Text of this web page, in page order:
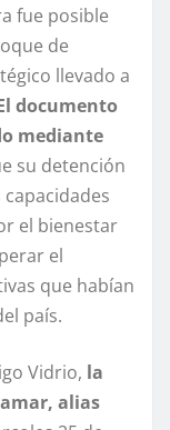
fue posible
de
llevado a
documento
mediante
su detención
el bienestar
el
que habían
país.
Vidrio, la
alias